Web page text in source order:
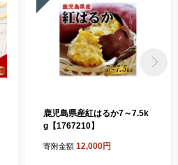
鹿児島県産紅はるか7～7.5k
g【1767210】
寄附金額 12,000円